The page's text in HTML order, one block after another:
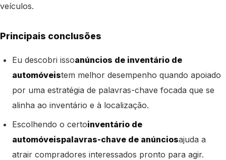
veículos.
Principais conclusões
Eu descobri issoanúncios de inventário de
automóveistem melhor desempenho quando apoiado
por uma estratégia de palavras-chave focada que se
alinha ao inventário e à localização.
Escolhendo o certoinventário de
automóveispalavras-chave de anúnciosajuda a
atrair compradores interessados ​​ pronto para agir.